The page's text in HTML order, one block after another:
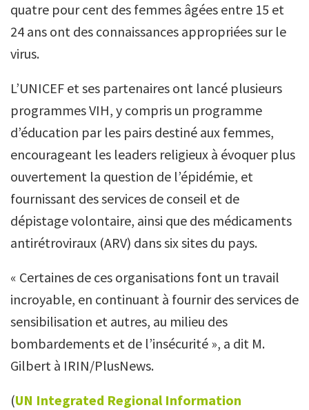
quatre pour cent des femmes âgées entre 15 et
24 ans ont des connaissances appropriées sur le
virus.
L’UNICEF et ses partenaires ont lancé plusieurs
programmes VIH, y compris un programme
d’éducation par les pairs destiné aux femmes,
encourageant les leaders religieux à évoquer plus
ouvertement la question de l’épidémie, et
fournissant des services de conseil et de
dépistage volontaire, ainsi que des médicaments
antirétroviraux (ARV) dans six sites du pays.
« Certaines de ces organisations font un travail
incroyable, en continuant à fournir des services de
sensibilisation et autres, au milieu des
bombardements et de l’insécurité », a dit M.
Gilbert à IRIN/PlusNews.
(UN Integrated Regional Information